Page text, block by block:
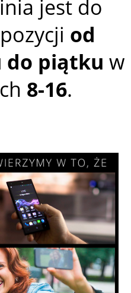
jest do
od
do piątku w
8-16.